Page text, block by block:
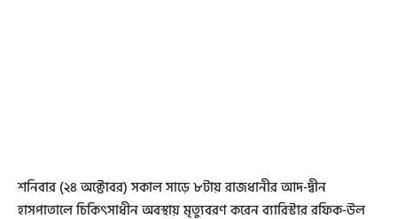
শনিবার (২৪ অক্টোবর) সকাল সাড়ে ৮টায় রাজধানীর আদ-দ্বীন
হাসপাতালে চিকিৎসাধীন অবস্থায় মৃত্যুবরণ করেন ব্যারিস্টার রফিক-উল